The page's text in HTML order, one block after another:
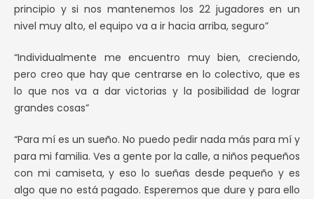
principio y si nos mantenemos los 22 jugadores en un
nivel muy alto, el equipo va a ir hacia arriba, seguro”
“Individualmente me encuentro muy bien, creciendo,
pero creo que hay que centrarse en lo colectivo, que es
lo que nos va a dar victorias y la posibilidad de lograr
grandes cosas”
“Para mí es un sueño. No puedo pedir nada más para mí y
para mi familia. Ves a gente por la calle, a niños pequeños
con mi camiseta, y eso lo sueñas desde pequeño y es
algo que no está pagado. Esperemos que dure y para ello